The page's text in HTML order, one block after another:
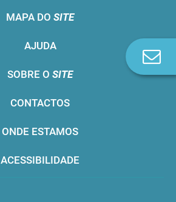
MAPA DO SITE
AJUDA
SOBRE O SITE
CONTACTOS
ONDE ESTAMOS
ACESSIBILIDADE